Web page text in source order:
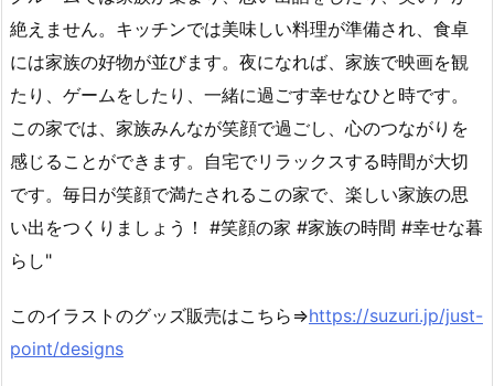
絶えません。キッチンでは美味しい料理が準備され、食卓
には家族の好物が並びます。夜になれば、家族で映画を観
たり、ゲームをしたり、一緒に過ごす幸せなひと時です。
この家では、家族みんなが笑顔で過ごし、心のつながりを
感じることができます。自宅でリラックスする時間が大切
です。毎日が笑顔で満たされるこの家で、楽しい家族の思
い出をつくりましょう！ #笑顔の家 #家族の時間 #幸せな暮
らし"
このイラストのグッズ販売はこちら⇒https://suzuri.jp/just-
point/designs